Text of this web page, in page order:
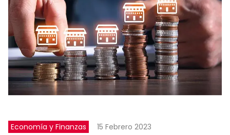
Economía y Finanzas 15 Febrero 2023